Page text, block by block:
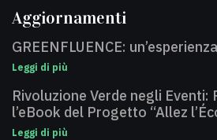
Aggiornamenti
GREENFLUENCE:
Leggi di più
Rivoluzione Verde negli Eventi:
l’eBook del Progetto “Allez
Leggi di più